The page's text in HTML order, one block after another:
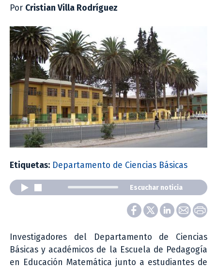
Por Cristian Villa Rodríguez
Etiquetas: Departamento de Ciencias Básicas
Escuchar noticia
Investigadores del Departamento de Ciencias
Básicas y académicos de la Escuela de Pedagogía
en Educación Matemática junto a estudiantes de